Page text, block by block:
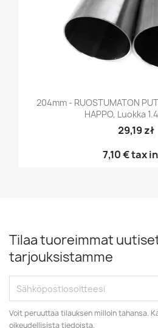
204mm - RUOSTUMATON
HAPPO, Luokka
29,19 zł
7,10 €tax
Tilaa tuoreimmat
tarjouksistamme
Voit peruuttaa tilauksen milloin tahansa.
oikeudellisista tiedoista.